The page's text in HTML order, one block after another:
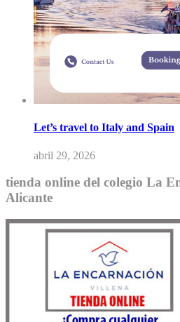
Let’s travel to Italy and Spain
abril 29, 2026
tienda online del colegio La
Alicante